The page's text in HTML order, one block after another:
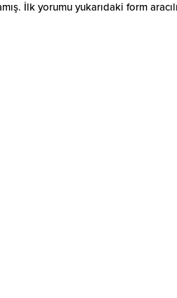
İlk yorumu yukarıdaki form